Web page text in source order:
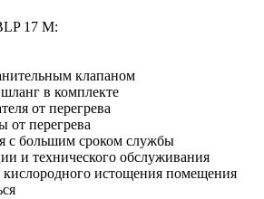
17 M:
клапаном
в комплекте
от перегрева
от перегрева
с большим сроком службы
и технического обслуживания
истощения помещения